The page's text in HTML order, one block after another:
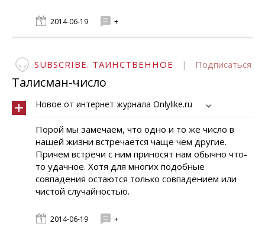
2014-06-19 +
SUBSCRIBE. ТАИНСТВЕННОЕ | Подписаться
Талисман-число
Новое от интернет журнала Onlylike.ru
Порой мы замечаем, что одно и то же число в
нашей жизни встречается чаще чем другие.
Причем встречи с ним приносят нам обычно что-
то удачное. Хотя для многих подобные
совпадения остаются только совпадением или
чистой случайностью.
2014-06-19 +